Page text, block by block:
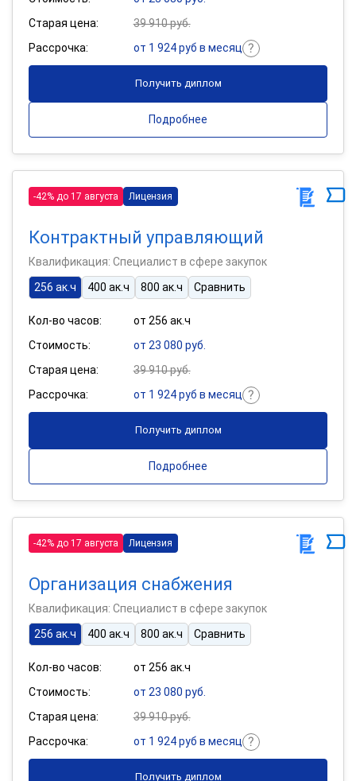
Старая цена:
39 910 руб.
Рассрочка:
от 1 924 руб в месяц
Получить диплом
Подробнее
-42% до 17 августа Лицензия
Контрактный управляющий
Квалификация: Специалист в сфере закупок
256 ак.ч
400 ак.ч 800 ак.ч Сравнить
Кол-во часов:
от 256 ак.ч
Стоимость:
от 23 080 руб.
Старая цена:
39 910 руб.
Рассрочка:
от 1 924 руб в месяц
Получить диплом
Подробнее
-42% до 17 августа Лицензия
Организация снабжения
Квалификация: Специалист в сфере закупок
256 ак.ч
400 ак.ч 800 ак.ч Сравнить
Кол-во часов:
от 256 ак.ч
Стоимость:
от 23 080 руб.
Старая цена:
39 910 руб.
Рассрочка:
от 1 924 руб в месяц
Получить диплом